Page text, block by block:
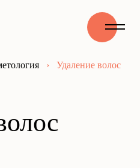
› Удаление волос